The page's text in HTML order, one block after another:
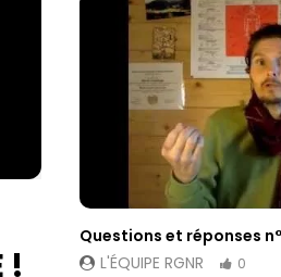
!
Questions et réponses
L'ÉQUIPE RGNR
0